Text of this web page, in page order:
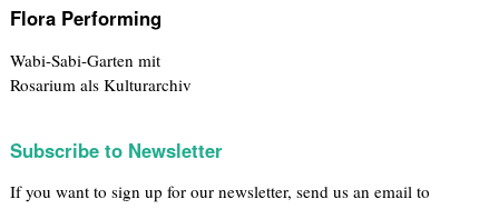
Flora Performing
Wabi-Sabi-Garten mit
Rosarium als Kulturarchiv
Subscribe to Newsletter
If you want to sign up for our newsletter, send us an email to